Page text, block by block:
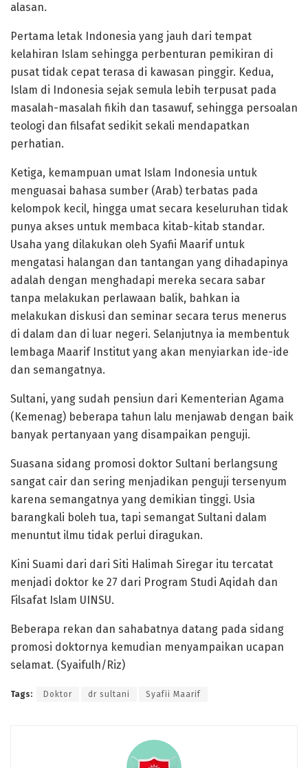
alasan.
Pertama letak Indonesia yang jauh dari tempat
kelahiran Islam sehingga perbenturan pemikiran di
pusat tidak cepat terasa di kawasan pinggir. Kedua,
Islam di Indonesia sejak semula lebih terpusat pada
masalah-masalah fikih dan tasawuf, sehingga persoalan
teologi dan filsafat sedikit sekali mendapatkan
perhatian.
Ketiga, kemampuan umat Islam Indonesia untuk
menguasai bahasa sumber (Arab) terbatas pada
kelompok kecil, hingga umat secara keseluruhan tidak
punya akses untuk membaca kitab-kitab standar.
Usaha yang dilakukan oleh Syafii Maarif untuk
mengatasi halangan dan tantangan yang dihadapinya
adalah dengan menghadapi mereka secara sabar
tanpa melakukan perlawaan balik, bahkan ia
melakukan diskusi dan seminar secara terus menerus
di dalam dan di luar negeri. Selanjutnya ia membentuk
lembaga Maarif Institut yang akan menyiarkan ide-ide
dan semangatnya.
Sultani, yang sudah pensiun dari Kementerian Agama
(Kemenag) beberapa tahun lalu menjawab dengan baik
banyak pertanyaan yang disampaikan penguji.
Suasana sidang promosi doktor Sultani berlangsung
sangat cair dan sering menjadikan penguji tersenyum
karena semangatnya yang demikian tinggi. Usia
barangkali boleh tua, tapi semangat Sultani dalam
menuntut ilmu tidak perlui diragukan.
Kini Suami dari dari Siti Halimah Siregar itu tercatat
menjadi doktor ke 27 dari Program Studi Aqidah dan
Filsafat Islam UINSU.
Beberapa rekan dan sahabatnya datang pada sidang
promosi doktornya kemudian menyampaikan ucapan
selamat. (Syaifulh/Riz)
Tags: Doktor dr sultani Syafii Maarif